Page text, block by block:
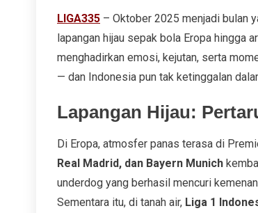
LIGA335 – Oktober 2025 menjadi bulan
lapangan hijau sepak bola Eropa hingga
menghadirkan emosi, kejutan, serta
— dan Indonesia pun tak ketinggalan
Lapangan Hijau:
Di Eropa, atmosfer panas terasa di
Real Madrid, dan Bayern Munich
underdog yang berhasil mencuri
Sementara itu, di tanah air, Liga 1